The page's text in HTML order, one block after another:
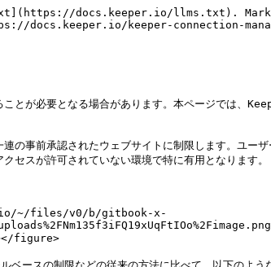
docs.keeper.io/llms.txt).
docs.keeper.io/keeper-connection-
とが必要となる場合があります。本ページでは、
の事前承認されたウェブサイトに制限します。ユー
セスが許可されていない環境で特に有用となります。
~/files/v0/b/gitbook-x-
figure>